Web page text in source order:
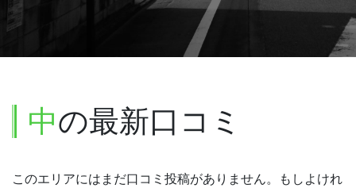
中の最新口コミ
このエリアにはまだ口コミ投稿がありません。もしよけれ